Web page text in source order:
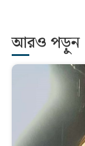
আরও পড়ুন